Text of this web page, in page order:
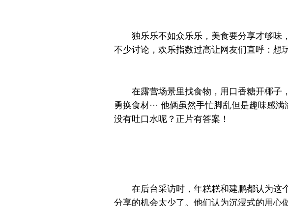
独乐乐不如众乐乐，美食要分享才够味
不少讨论，欢乐指数过高让网友们直呼：想
在露营场景里找食物，用口香糖开椰子
勇换食材··· 他俩虽然手忙脚乱但是趣味感
没有吐口水呢？正片有答案！
在后台采访时，年糕糕和建鹏都认为这
分享的机会太少了。他们认为沉浸式的用心